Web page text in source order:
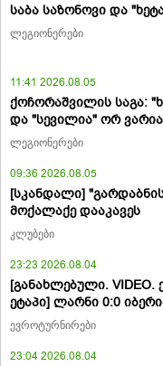
საბა საზონოვი და
ლეგიონერები
11:41 2026.08.05
ქოჩორაშვილის საგა:
და "სევილია" ორ
ლეგიონერები
09:36 2026.08.05
[სკანდალი]
მოქალაქე დააკავეს
კლუბები
23:23 2026.08.04
[განახლებული.
ეტაპი] ლარნი 0:0
ევროტურნირები
23:04 2026.08.04